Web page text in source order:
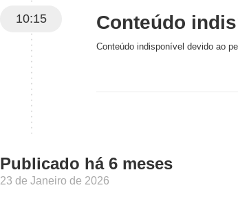
10:15 Conteúdo
Conteúdo indisponível devido ao
Publicado há 6 meses
23 de Janeiro de 2026